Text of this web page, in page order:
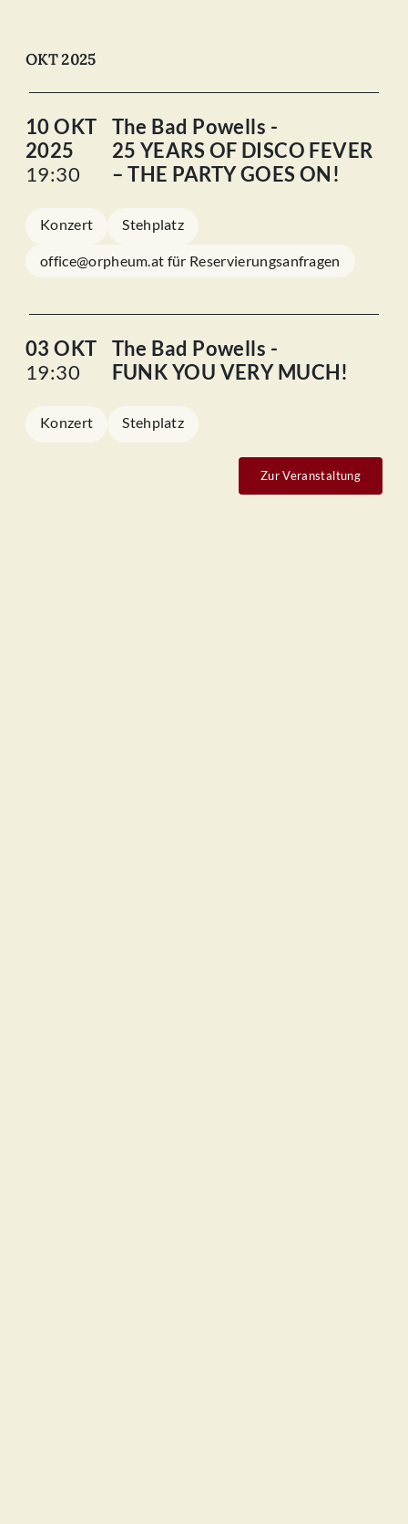
OKT 2025
10 OKT
2025
19:30
The Bad Powells -
25 YEARS OF DISCO FEVER
– THE PARTY GOES ON!
Konzert Stehplatz
office@orpheum.at für Reservierungsanfragen
03 OKT
19:30
The Bad Powells -
FUNK YOU VERY MUCH!
Konzert Stehplatz
Zur Veranstaltung